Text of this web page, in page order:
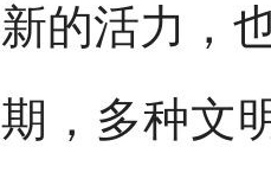
新的活力，
期，多种文